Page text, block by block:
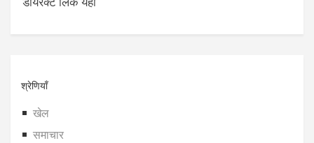
श्रेणियाँ
खेल
समाचार